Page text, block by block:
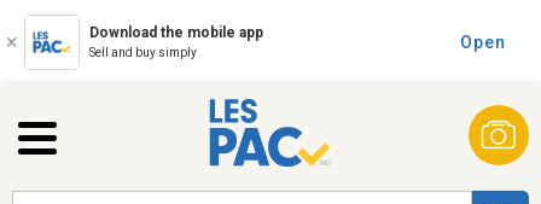
Download the mobile app
Sell and buy simply
Open